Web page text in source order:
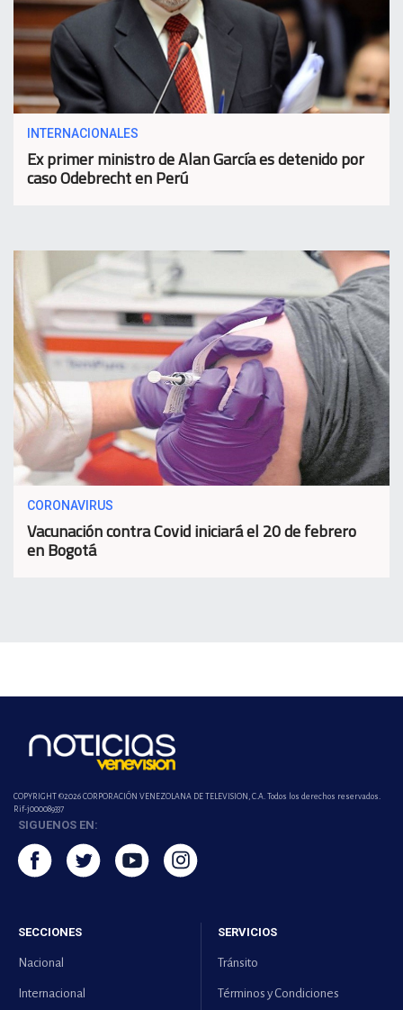
INTERNACIONALES
Ex primer ministro de Alan García es detenido por
caso Odebrecht en Perú
CORONAVIRUS
Vacunación contra Covid iniciará el 20 de febrero
en Bogotá
COPYRIGHT ©2026 CORPORACIÓN VENEZOLANA DE TELEVISION, C.A. Todos los derechos reservados.
Rif-j000089337
SIGUENOS EN:
SECCIONES
Nacional
Internacional
SERVICIOS
Tránsito
Términos y Condiciones